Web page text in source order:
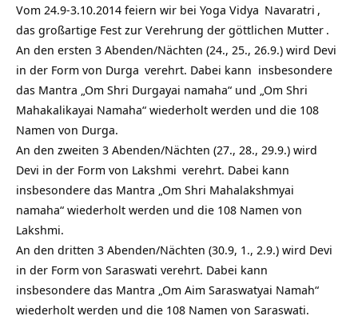
Vom 24.9-3.10.2014 feiern wir bei Yoga Vidya Navaratri ,
das großartige Fest zur Verehrung der göttlichen Mutter .
An den ersten 3 Abenden/Nächten (24., 25., 26.9.) wird Devi
in der Form von Durga verehrt. Dabei kann insbesondere
das Mantra „Om Shri Durgayai namaha“ und „Om Shri
Mahakalikayai Namaha“ wiederholt werden und die 108
Namen von Durga.
An den zweiten 3 Abenden/Nächten (27., 28., 29.9.) wird
Devi in der Form von Lakshmi verehrt. Dabei kann
insbesondere das Mantra „Om Shri Mahalakshmyai
namaha“ wiederholt werden und die 108 Namen von
Lakshmi.
An den dritten 3 Abenden/Nächten (30.9, 1., 2.9.) wird Devi
in der Form von Saraswati verehrt. Dabei kann
insbesondere das Mantra „Om Aim Saraswatyai Namah“
wiederholt werden und die 108 Namen von Saraswati.